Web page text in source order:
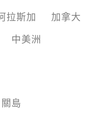
拉斯加
加拿大
中美洲
關島